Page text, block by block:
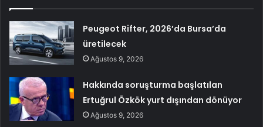
Peugeot Rifter, 2026’da Bursa’da
üretilecek
Ağustos 9, 2026
Hakkında soruşturma başlatılan
Ertuğrul Özkök yurt dışından dönüyor
Ağustos 9, 2026